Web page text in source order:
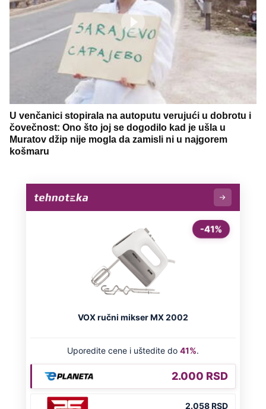
U venčanici stopirala na autoputu verujući u dobrotu i
čovečnost: Ono što joj se dogodilo kad je ušla u
Muratov džip nije mogla da zamisli ni u najgorem
košmaru